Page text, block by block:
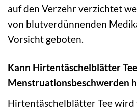
auf den Verzehr verzichtet
von blutverdünnenden
Vorsicht geboten.
Kann Hirtentäschelblätter
Menstruationsbeschwerden
Hirtentäschelblätter Tee